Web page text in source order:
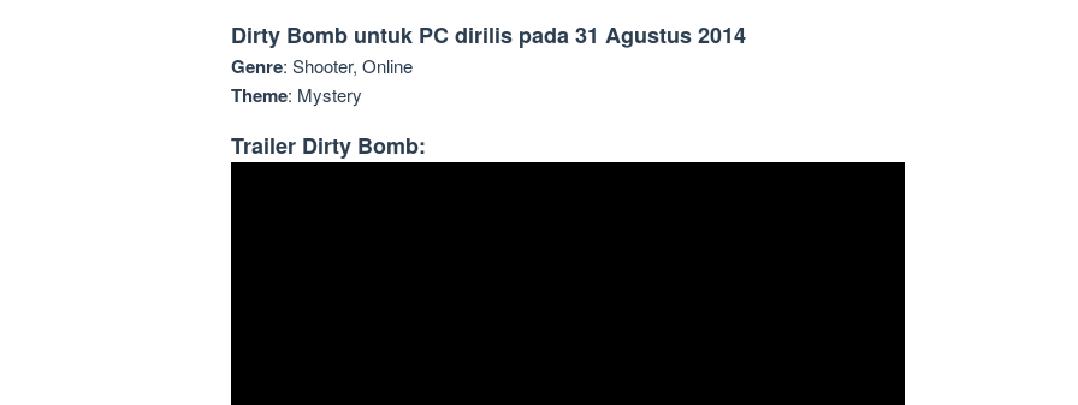
Dirty Bomb untuk PC dirilis pada 31 Agustus 2014
Genre: Shooter, Online
Theme: Mystery
Trailer Dirty Bomb: